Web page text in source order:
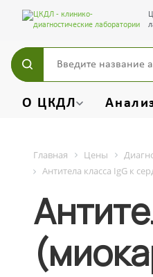
О ЦКДЛ
Главная Цены
Антитела класса IgG к